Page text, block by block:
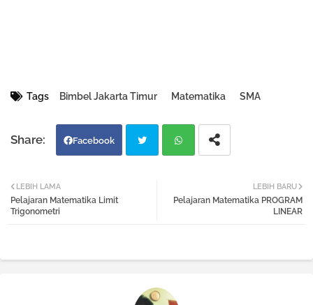
Tags Bimbel Jakarta Timur Matematika SMA
Facebook
atsa
LEBIH BARU
Pelajaran Matematika PROGRAM
LINEAR
LEBIH LAMA
Pelajaran Matematika Limit
Trigonometri